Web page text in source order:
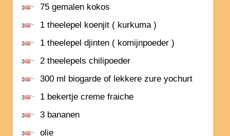
75 gemalen kokos
1 theelepel koenjit ( kurkuma )
1 theelepel djinten ( komijnpoeder )
2 theelepels chilipoeder
300 ml biogarde of lekkere zure yochurt
1 bekertje creme fraiche
3 bananen
olie